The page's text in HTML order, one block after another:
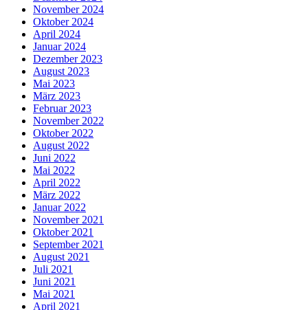
November 2024
Oktober 2024
April 2024
Januar 2024
Dezember 2023
August 2023
Mai 2023
März 2023
Februar 2023
November 2022
Oktober 2022
August 2022
Juni 2022
Mai 2022
April 2022
März 2022
Januar 2022
November 2021
Oktober 2021
September 2021
August 2021
Juli 2021
Juni 2021
Mai 2021
April 2021